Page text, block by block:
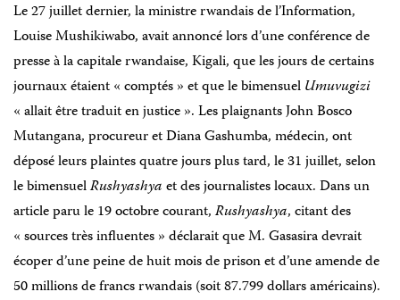
Le 27 juillet dernier, la ministre rwandais de l’Information,
Louise Mushikiwabo, avait annoncé lors d’une conférence de
presse à la capitale rwandaise, Kigali, que les jours de certains
journaux étaient « comptés » et que le bimensuelUmuvugizi
« allait être traduit en justice ». Les plaignants John Bosco
Mutangana, procureur et Diana Gashumba, médecin, ont
déposé leurs plaintes quatre jours plus tard, le 31 juillet, selon
le bimensuelRushyashyaet des journalistes locaux. Dans un
article paru le 19 octobre courant,Rushyashya, citant des
« sources très influentes » déclarait que M. Gasasira devrait
écoper d’une peine de huit mois de prison et d’une amende de
50 millions de francs rwandais (soit 87.799 dollars américains).